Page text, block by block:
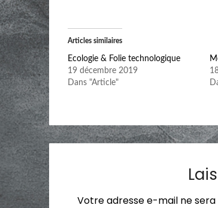
Articles similaires
Ecologie & Folie technologique
19 décembre 2019
Dans "Article"
Votre adresse e-mail ne sera